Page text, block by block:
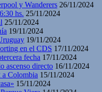
y Wanderers 26/11/2024
hs. 25/11/2024
25/11/2024
19/11/2024
19/11/2024
en el CDS 17/11/2024
fecha 17/11/2024
ascenso directo 16/11/2024
a Colombia 15/11/2024
15/11/2024